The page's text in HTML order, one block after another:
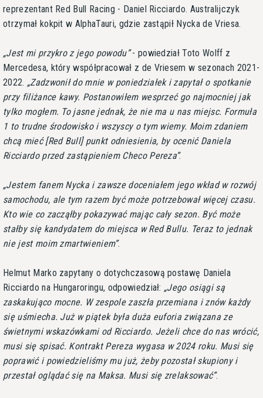
reprezentant Red Bull Racing - Daniel Ricciardo. Australijczyk
otrzymał kokpit w AlphaTauri, gdzie zastąpił Nycka de Vriesa.
Jest mi przykro z jego powodu - powiedział Toto Wolff z
Mercedesa, który współpracował z de Vriesem w sezonach 2021-
2022. Zadzwonił do mnie w poniedziałek i zapytał o spotkanie
przy filiżance kawy. Postanowiłem wesprzeć go najmocniej jak
tylko mogłem. To jasne jednak, że nie ma u nas miejsc. Formuła
1 to trudne środowisko i wszyscy o tym wiemy. Moim zdaniem
chcą mieć [Red Bull] punkt odniesienia, by ocenić Daniela
Ricciardo przed zastąpieniem Checo Pereza .
Jestem fanem Nycka i zawsze doceniałem jego wkład w rozwój
samochodu, ale tym razem być może potrzebował więcej czasu.
Kto wie co zacząłby pokazywać mając cały sezon. Być może
stałby się kandydatem do miejsca w Red Bullu. Teraz to jednak
nie jest moim zmartwieniem .
Helmut Marko zapytany o dotychczasową postawę Daniela
Ricciardo na Hungaroringu, odpowiedział:
Jego osiągi są
zaskakująco mocne. W zespole zaszła przemiana i znów każdy
się uśmiecha. Już w piątek była duża euforia związana ze
świetnymi wskazówkami od Ricciardo. Jeżeli chce do nas wrócić,
musi się spisać. Kontrakt Pereza wygasa w 2024 roku. Musi się
poprawić i powiedzieliśmy mu już, żeby pozostał skupiony i
przestał oglądać się na Maksa. Musi się zrelaksować .